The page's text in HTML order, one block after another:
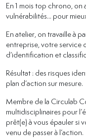
En 1 mois top chrono,
vulnérabilités... pour
En atelier, on travaille à
entreprise, votre service
d’identification et
Résultat : des risques
plan d’action sur mesure.
Membre de la Circulab
multidisciplinaires pour
prêt(e) à vous épauler si
venu de passer à l’action.